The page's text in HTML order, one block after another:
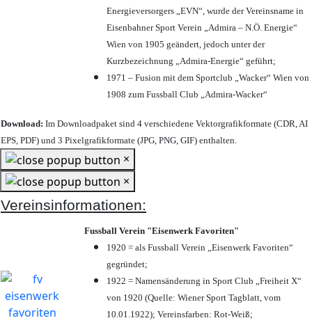
Energieversorgers „EVN“, wurde der Vereinsname in
Eisenbahner Sport Verein „Admira – N.Ö. Energie“
Wien von 1905 geändert, jedoch unter der
Kurzbezeichnung „Admira-Energie“ geführt;
1971 – Fusion mit dem Sportclub „Wacker“ Wien von
1908 zum Fussball Club „Admira-Wacker“
Download: Im Downloadpaket sind 4 verschiedene Vektorgrafikformate (CDR, AI
EPS, PDF) und 3 Pixelgrafikformate (JPG, PNG, GIF) enthalten.
×
×
Vereinsinformationen:
Fussball Verein "Eisenwerk Favoriten"
1920 = als Fussball Verein „Eisenwerk Favoriten“
gegründet;
1922 = Namensänderung in Sport Club „Freiheit X“
von 1920 (Quelle: Wiener Sport Tagblatt, vom
10.01.1922); Vereinsfarben: Rot-Weiß;